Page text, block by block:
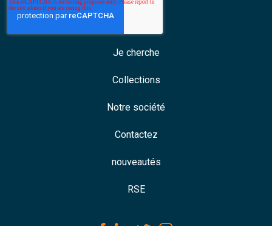
Je cherche
Collections
Notre société
Contactez
nouveautés
RSE